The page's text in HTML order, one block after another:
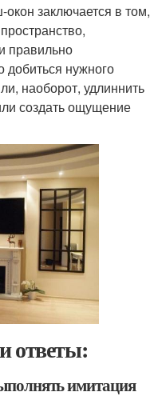
заключается в том,
правильно
добиться нужного
наоборот, удлиннить
создать ощущение
ответы:
имитация